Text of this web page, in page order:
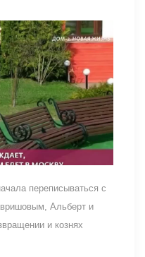
переписываться с
Альберт и
и кознях